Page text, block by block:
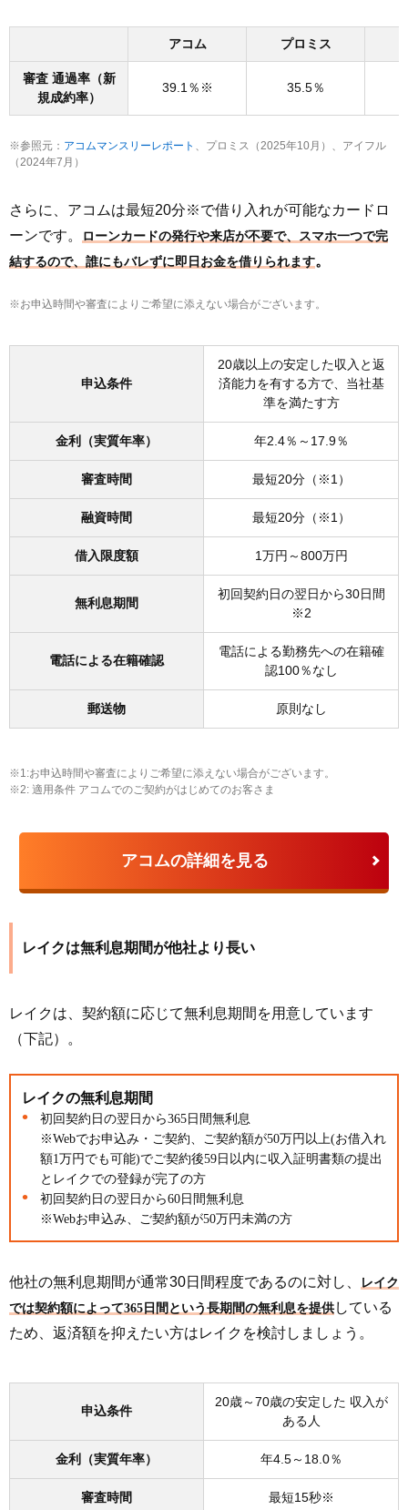
アコム プロミス
審査 通過率（新
規成約率）
39.1％※ 35.5％
※参照元： アコムマンスリーレポート 、プロミス（2025年10月）、アイフル
（2024年7月）
さらに、アコムは最短20分※で借り入れが可能なカードロ
ーンです。
ローンカードの発行や来店が不要で、スマホ一つで完
結するので、誰にもバレずに即日お金を借りられます。
※お申込時間や審査によりご希望に添えない場合がございます。
申込条件
20歳以上の安定した収入と返
済能力を有する方で、当社基
準を満たす方
金利（実質年率） 年2.4％～17.9％
審査時間 最短20分（※1）
融資時間 最短20分（※1）
借入限度額 1万円～800万円
無利息期間
初回契約日の翌日から30日間
※2
電話による在籍確認
電話による勤務先への在籍確
認100％なし
郵送物 原則なし
※1:お申込時間や審査によりご希望に添えない場合がございます。
※2: 適用条件 アコムでのご契約がはじめてのお客さま
アコムの詳細を見る
レイクは無利息期間が他社より長い
レイクは、契約額に応じて無利息期間を用意しています
（下記）。
レイクの無利息期間
初回契約日の翌日から365日間無利息
※Webでお申込み・ご契約、ご契約額が50万円以上(お借入れ
額1万円でも可能)でご契約後59日以内に収入証明書類の提出
とレイクでの登録が完了の方
初回契約日の翌日から60日間無利息
※Webお申込み、ご契約額が50万円未満の方
他社の無利息期間が通常30日間程度であるのに対し、
レイク
では契約額によって365日間という長期間の無利息を提供 している
ため、返済額を抑えたい方はレイクを検討しましょう。
申込条件
20歳～70歳の安定した 収入が
ある人
金利（実質年率） 年4.5～18.0％
審査時間 最短15秒※